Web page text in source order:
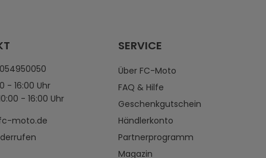
- 16:00 Uhr
- 16:00 Uhr
moto.de
SERVICE
Über FC-Moto
FAQ & Hilfe
Geschenkgutschein
Händlerkonto
Partnerprogramm
Magazin